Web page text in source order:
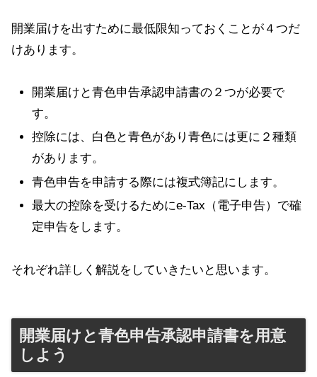
開業届けを出すために最低限知っておくことが４つだ
けあります。
開業届けと青色申告承認申請書の２つが必要で
す。
控除には、白色と青色があり青色には更に２種類
があります。
青色申告を申請する際には複式簿記にします。
最大の控除を受けるためにe-Tax（電子申告）で確
定申告をします。
それぞれ詳しく解説をしていきたいと思います。
開業届けと青色申告承認申請書を用意
しよう